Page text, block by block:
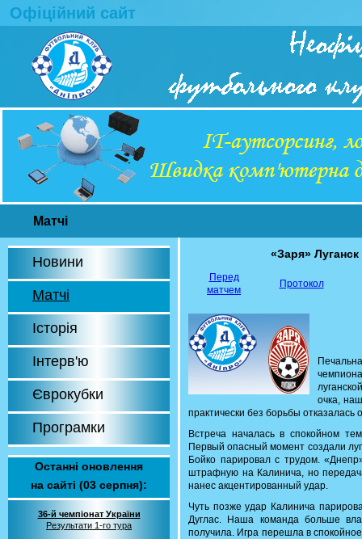
Офіційний сайт
Матчі
Новини
Матчі
Історія
Інтерв'ю
Єврокубки
Програмки
Останні оновлення
на сайті (03 серпня):
36-й чемпіонат України
Результати 1-го тура
«Заря»
Перед
матчем
Протокол
очка,
практически без борьбы отказалась
Встреча началась в спокойном
Первый опасный момент создали
Бойко парировал с трудом.
штрафную на Калинича, но
нанес акцентированный удар.
Чуть позже удар Калинича
Дуглас. Наша команда больше
получила. Игра перешла в